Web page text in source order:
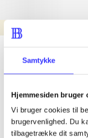
Samtykke
Hjemmesiden bruger
Vi bruger cookies til
brugervenlighed. Du
tilbagetrække dit
Nyhed
lorem ipsum dolor sit
lorem ipsum dolor sit
lorem ipsum dolor sit
lorem ipsum dolor sit